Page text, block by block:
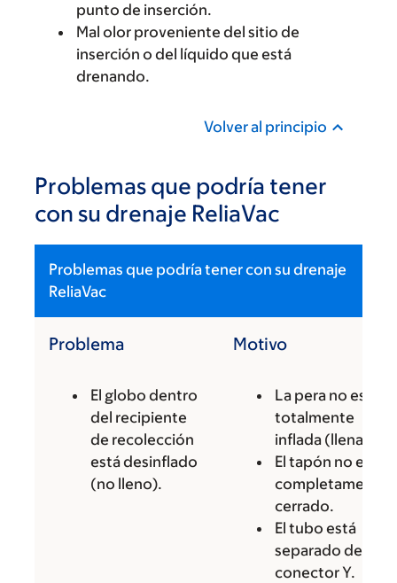
punto de inserción.
Mal olor proveniente del sitio de
inserción o del líquido que está
drenando.
Volver al principio
Problemas que podría tener
con su drenaje ReliaVac
Problemas que podría tener con su drenaje
ReliaVac
Problema
El globo dentro
del recipiente
de recolección
está desinflado
(no lleno).
Motivo
La pera no está
totalmente
inflada (llena).
El tapón no está
completamente
cerrado.
El tubo está
separado del
conector Y.